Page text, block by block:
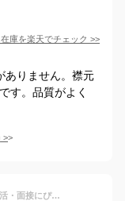
庫を楽天でチェック >>
ありません。襟元
す。品質がよく
>
[ドレスコード101] ワイシャツ 定番の白 就活・面接にぴったり 新生活にも シーンを選ばないワイシャツ 長袖 3・5枚セット メンズ 綿混素材 イージーケアSET-SHDZ00 ボタンダウン 5枚 首回り43cm×裄丈86cm